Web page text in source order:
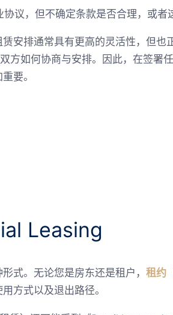
议，但不确定条款是否合理，或者
安排通常具有更高的灵活性，但
方如何协商与安排。因此，在签署
要。
Leasing
式。无论您是房东还是租户， 租约
方式以及退出路径。